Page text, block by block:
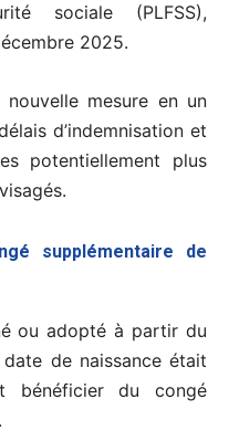
sociale (PLFSS),
2025.
mesure en un
d’indemnisation et
potentiellement plus
supplémentaire de
ou adopté à partir du
de naissance était
bénéficier du congé